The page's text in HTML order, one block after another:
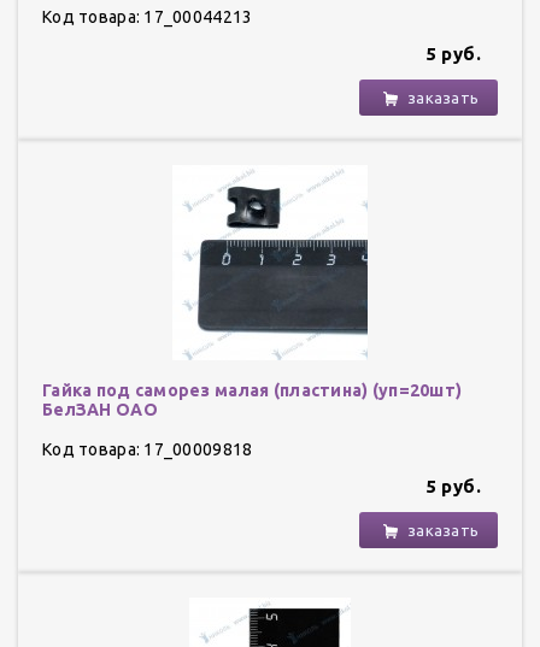
Код товара: 17_00044213
5 руб.
заказать
Гайка под саморез малая (пластина) (уп=20шт)
БелЗАН ОАО
Код товара: 17_00009818
5 руб.
заказать